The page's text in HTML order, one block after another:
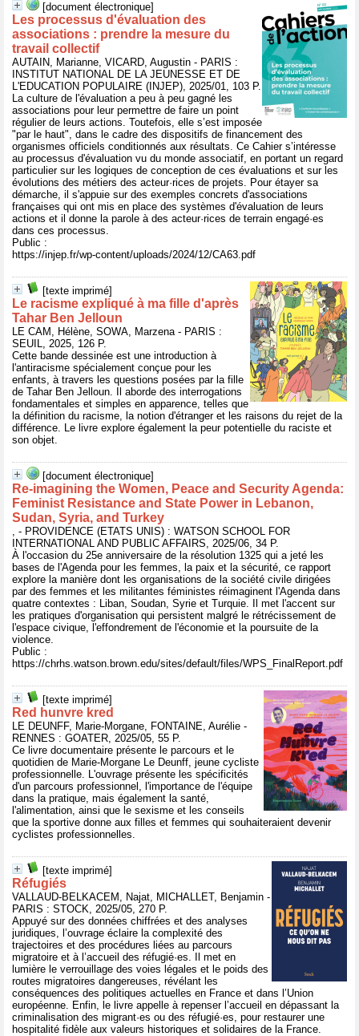
[document électronique]
Les processus d'évaluation des
associations : prendre la mesure du
travail collectif
AUTAIN, Marianne, VICARD, Augustin - PARIS :
INSTITUT NATIONAL DE LA JEUNESSE ET DE
L'EDUCATION POPULAIRE (INJEP), 2025/01, 103 P.
La culture de l'évaluation a peu à peu gagné les
associations pour leur permettre de faire un point
régulier de leurs actions. Toutefois, elle s’est imposée
"par le haut", dans le cadre des dispositifs de financement des
organismes officiels conditionnés aux résultats. Ce Cahier s’intéresse
au processus d'évaluation vu du monde associatif, en portant un regard
particulier sur les logiques de conception de ces évaluations et sur les
évolutions des métiers des acteur·rices de projets. Pour étayer sa
démarche, il s'appuie sur des exemples concrets d'associations
françaises qui ont mis en place des systèmes d'évaluation de leurs
actions et il donne la parole à des acteur·rices de terrain engagé·es
dans ces processus.
Public :
https://injep.fr/wp-content/uploads/2024/12/CA63.pdf
[texte imprimé]
Le racisme expliqué à ma fille d'après
Tahar Ben Jelloun
LE CAM, Hélène, SOWA, Marzena - PARIS :
SEUIL, 2025, 126 P.
Cette bande dessinée est une introduction à
l'antiracisme spécialement conçue pour les
enfants, à travers les questions posées par la fille
de Tahar Ben Jelloun. Il aborde des interrogations
fondamentales et simples en apparence, telles que
la définition du racisme, la notion d'étranger et les raisons du rejet de la
différence. Le livre explore également la peur potentielle du raciste et
son objet.
[document électronique]
Re-imagining the Women, Peace and Security Agenda:
Feminist Resistance and State Power in Lebanon,
Sudan, Syria, and Turkey
, - PROVIDENCE (ETATS UNIS) : WATSON SCHOOL FOR
INTERNATIONAL AND PUBLIC AFFAIRS, 2025/06, 34 P.
À l'occasion du 25e anniversaire de la résolution 1325 qui a jeté les
bases de l'Agenda pour les femmes, la paix et la sécurité, ce rapport
explore la manière dont les organisations de la société civile dirigées
par des femmes et les militantes féministes réimaginent l'Agenda dans
quatre contextes : Liban, Soudan, Syrie et Turquie. Il met l'accent sur
les pratiques d'organisation qui persistent malgré le rétrécissement de
l'espace civique, l'effondrement de l'économie et la poursuite de la
violence.
Public :
https://chrhs.watson.brown.edu/sites/default/files/WPS_FinalReport.pdf
[texte imprimé]
Red hunvre kred
LE DEUNFF, Marie-Morgane, FONTAINE, Aurélie -
RENNES : GOATER, 2025/05, 55 P.
Ce livre documentaire présente le parcours et le
quotidien de Marie-Morgane Le Deunff, jeune cycliste
professionnelle. L'ouvrage présente les spécificités
d'un parcours professionnel, l'importance de l'équipe
dans la pratique, mais également la santé,
l'alimentation, ainsi que le sexisme et les conseils
que la sportive donne aux filles et femmes qui souhaiteraient devenir
cyclistes professionnelles.
[texte imprimé]
Réfugiés
VALLAUD-BELKACEM, Najat, MICHALLET, Benjamin -
PARIS : STOCK, 2025/05, 270 P.
Appuyé sur des données chiffrées et des analyses
juridiques, l’ouvrage éclaire la complexité des
trajectoires et des procédures liées au parcours
migratoire et à l’accueil des réfugié·es. Il met en
lumière le verrouillage des voies légales et le poids des
routes migratoires dangereuses, révélant les
conséquences des politiques actuelles en France et dans l’Union
européenne. Enfin, le livre appelle à repenser l’accueil en dépassant la
criminalisation des migrant·es ou des réfugié·es, pour restaurer une
hospitalité fidèle aux valeurs historiques et solidaires de la France.